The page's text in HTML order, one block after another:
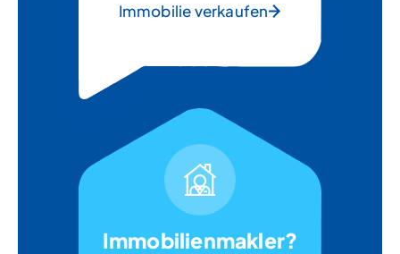
Immobilie verkaufen
Immobilienmakler?